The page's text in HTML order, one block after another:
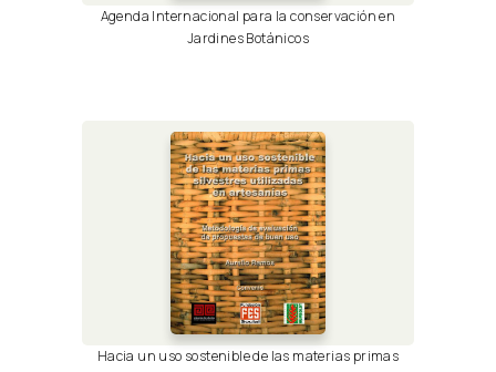
Agenda Internacional para la conservación en
Jardines Botánicos
Hacia un uso sostenible de las materias primas